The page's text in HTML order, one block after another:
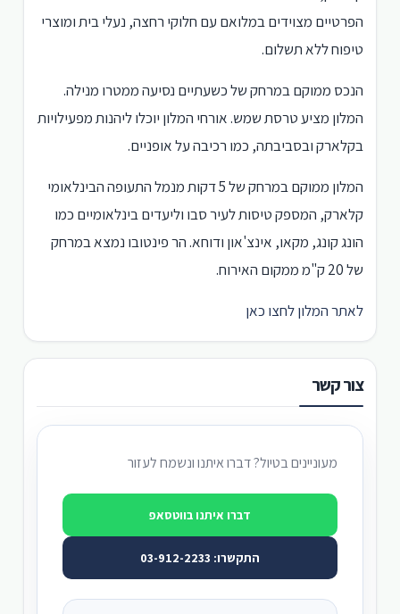
הפרטיים מצוידים במלואם עם חלוקי רחצה, נעלי בית ומוצרי
טיפוח ללא תשלום.
הנכס ממוקם במרחק של כשעתיים נסיעה ממטרו מנילה.
המלון מציע טרסת שמש. אורחי המלון יוכלו ליהנות מפעילויות
בקלארק ובסביבתה, כמו רכיבה על אופניים.
המלון ממוקם במרחק של 5 דקות מנמל התעופה הבינלאומי
קלארק, המספק טיסות לעיר סבו וליעדים בינלאומיים כמו
הונג קונג, מקאו, אינצ'און ודוחא. הר פינטובו נמצא במרחק
של 20 ק"מ ממקום האירוח.
לאתר המלון לחצו כאן
צור קשר
מעוניינים בטיול? דברו איתנו ונשמח לעזור
דברו איתנו בווטסאפ
התקשרו: 03-912-2233